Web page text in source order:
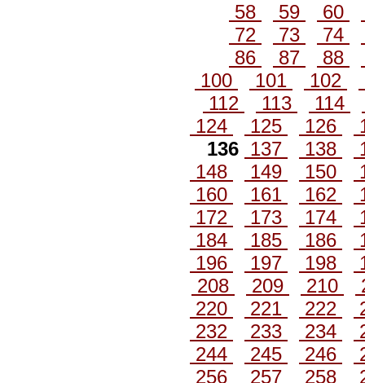
58
59 60
72
73 74
86
87 88
100
101 102
112
113 114
124
125 126
136 137 138
148
149 150
160
161 162
172
173 174
184
185 186
196
197 198
208
209 210
220
221 222
232
233 234
244
245 246
256
257 258